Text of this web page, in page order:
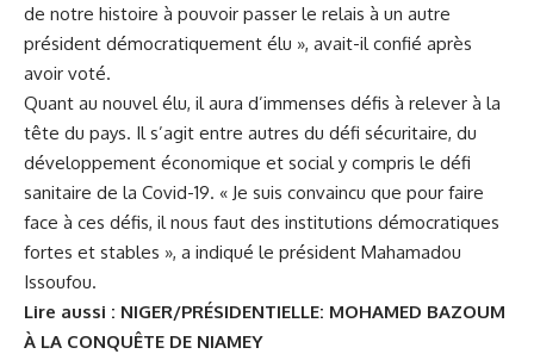
de notre histoire à pouvoir passer le relais à un autre
président démocratiquement élu », avait-il confié après
avoir voté.
Quant au nouvel élu, il aura d’immenses défis à relever à la
tête du pays. Il s’agit entre autres du défi sécuritaire, du
développement économique et social y compris le défi
sanitaire de la Covid-19. « Je suis convaincu que pour faire
face à ces défis, il nous faut des institutions démocratiques
fortes et stables », a indiqué le président Mahamadou
Issoufou.
Lire aussi : NIGER/PRÉSIDENTIELLE: MOHAMED BAZOUM
À LA CONQUÊTE DE NIAMEY